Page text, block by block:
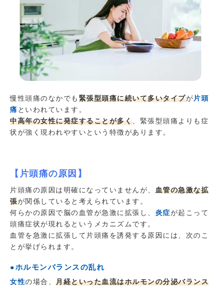
慢性頭痛のなかでも 緊張型頭痛に続いて多いタイプが片頭
痛 といわれています。
中高年の女性に発症することが多く 、緊張型頭痛よりも症
状が強く現われやすいという特徴があります。
【片頭痛の原因】
片頭痛の原因は明確になっていませんが、 血管の急激な拡
張が関係していると考えられています。
何らかの原因で脳の血管が急激に拡張し、 炎症が起こって
頭痛症状が現れるというメカニズムです。
血管を急激に拡張して片頭痛を誘発する原因には、次のこ
とが挙げられます。
●ホルモンバランスの乱れ
女性の場合、 月経といった血流はホルモンの分泌バランス